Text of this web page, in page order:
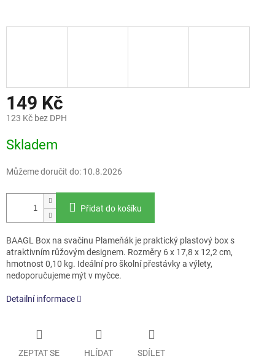
149 Kč
123 Kč bez DPH
cena:
Skladem
Můžeme doručit do: 10.8.2026
Přidat do košíku
BAAGL Box na svačinu Plameňák je praktický plastový box s
atraktivním růžovým designem. Rozměry 6 x 17,8 x 12,2 cm,
hmotnost 0,10 kg. Ideální pro školní přestávky a výlety,
nedoporučujeme mýt v myčce.
Detailní informace
ZEPTAT SE HLÍDAT SDÍLET